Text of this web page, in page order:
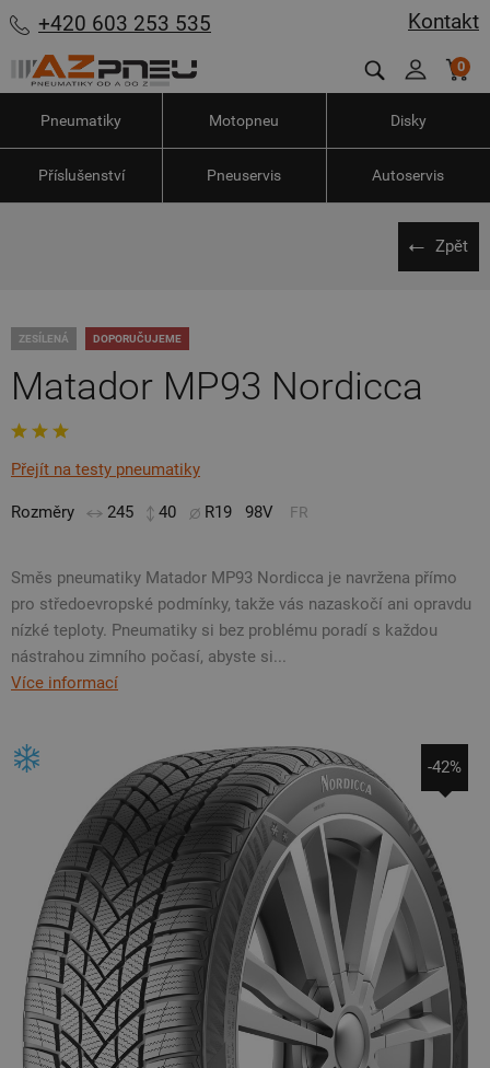
Kontakt
+420 603 253 535
0
Pneumatiky Motopneu Disky
Příslušenství Pneuservis Autoservis
Zpět
ZESÍLENÁ DOPORUČUJEME
Matador MP93 Nordicca
Přejít na testy pneumatiky
Rozměry 245 40 R19 98V FR
Směs pneumatiky Matador MP93 Nordicca je navržena přímo
pro středoevropské podmínky, takže vás nazaskočí ani opravdu
nízké teploty. Pneumatiky si bez problému poradí s každou
nástrahou zimního počasí, abyste si...
Více informací
-42%